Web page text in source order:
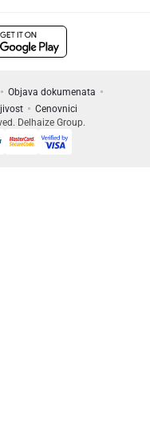
Objava dokumenata
Cenovnici
Delhaize Group.